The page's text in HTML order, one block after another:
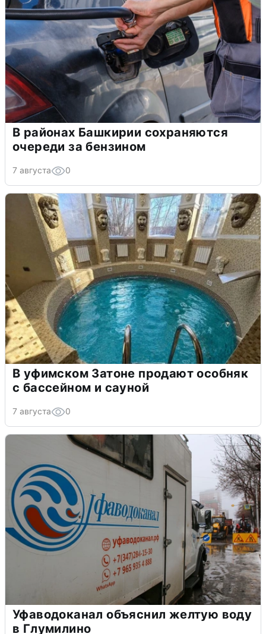
В районах Башкирии сохраняются
очереди за бензином
7 августа 0
В уфимском Затоне продают особняк
с бассейном и сауной
7 августа 0
Уфаводоканал объяснил желтую воду
в Глумилино